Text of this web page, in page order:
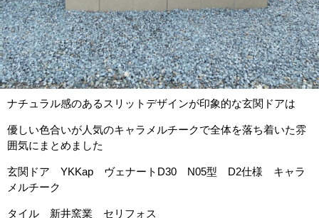
ナチュラル感のあるスリットデザインが印象的な玄関ドアは
優しい色合いが人気のキャラメルチークで全体を落ち着いた雰
囲気にまとめました
玄関ドア YKKap ヴェナートD30 N05型 D2仕様 キャラ
メルチーク
タイル 新井窯業 セリフォス